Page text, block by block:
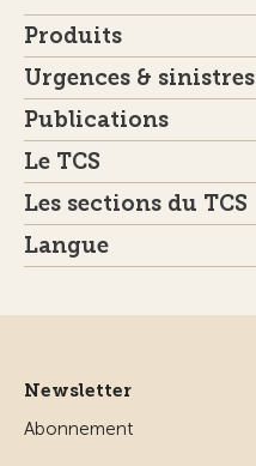
Produits
Urgences & sinistres
Publications
Le TCS
Les sections du TCS
Langue
Newsletter
Abonnement